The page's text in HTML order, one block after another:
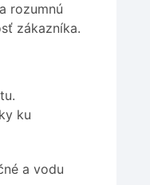
rozumnú
zákazníka.
ku
a vodu